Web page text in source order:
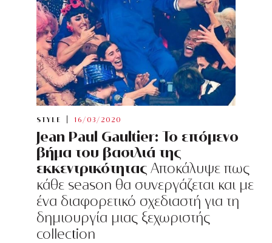
STYLE 16/03/2020
Jean Paul Gaultier: Το επόμενο
βήμα του βασιλιά της
εκκεντρικότητας Αποκάλυψε πως
κάθε season θα συνεργάζεται και με
ένα διαφορετικό σχεδιαστή για τη
δημιουργία μιας ξεχωριστής
collection